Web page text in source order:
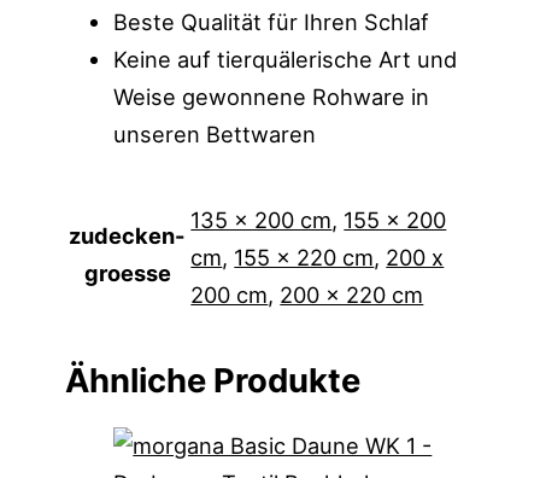
Beste Qualität für Ihren Schlaf
Keine auf tierquälerische Art und
Weise gewonnene Rohware in
unseren Bettwaren
zudecken-
groesse
135 x 200 cm, 155 x 200
cm, 155 x 220 cm, 200 x
200 cm, 200 x 220 cm
Ähnliche Produkte